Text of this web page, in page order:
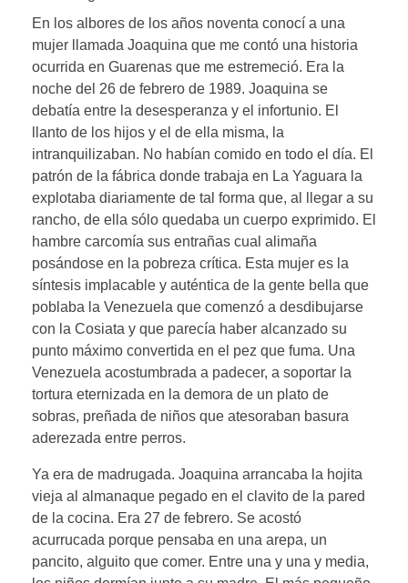
En los albores de los años noventa conocí a una
mujer llamada Joaquina que me contó una historia
ocurrida en Guarenas que me estremeció. Era la
noche del 26 de febrero de 1989. Joaquina se
debatía entre la desesperanza y el infortunio. El
llanto de los hijos y el de ella misma, la
intranquilizaban. No habían comido en todo el día. El
patrón de la fábrica donde trabaja en La Yaguara la
explotaba diariamente de tal forma que, al llegar a su
rancho, de ella sólo quedaba un cuerpo exprimido. El
hambre carcomía sus entrañas cual alimaña
posándose en la pobreza crítica. Esta mujer es la
síntesis implacable y auténtica de la gente bella que
poblaba la Venezuela que comenzó a desdibujarse
con la Cosiata y que parecía haber alcanzado su
punto máximo convertida en el pez que fuma. Una
Venezuela acostumbrada a padecer, a soportar la
tortura eternizada en la demora de un plato de
sobras, preñada de niños que atesoraban basura
aderezada entre perros.
Ya era de madrugada. Joaquina arrancaba la hojita
vieja al almanaque pegado en el clavito de la pared
de la cocina. Era 27 de febrero. Se acostó
acurrucada porque pensaba en una arepa, un
pancito, alguito que comer. Entre una y una y media,